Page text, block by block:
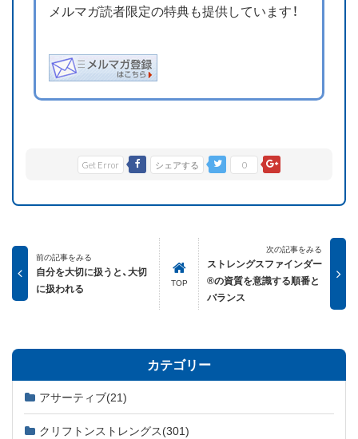
メルマガ読者限定の特典も提供しています！
Get Error シェアする 0
前の記事をみる
自分を大切に扱うと、大切
に扱われる
TOP
次の記事をみる
ストレングスファインダー
®の資質を意識する順番と
バランス
カテゴリー
アサーティブ(21)
クリフトンストレングス(301)